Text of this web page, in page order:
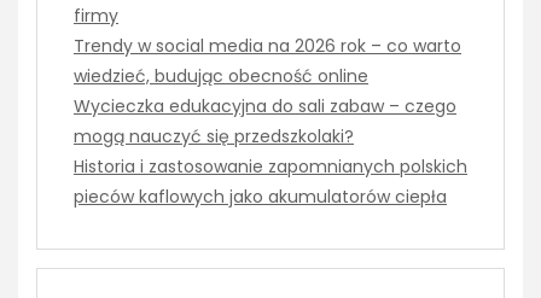
firmy
Trendy w social media na 2026 rok – co warto
wiedzieć, budując obecność online
Wycieczka edukacyjna do sali zabaw – czego
mogą nauczyć się przedszkolaki?
Historia i zastosowanie zapomnianych polskich
pieców kaflowych jako akumulatorów ciepła